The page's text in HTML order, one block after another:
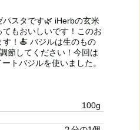
スタです🌿 iHerbの玄米
もおいしいです！このお
！🍝 バジルは生のもの
節してください！今回は
トバジルを使いました。
100g